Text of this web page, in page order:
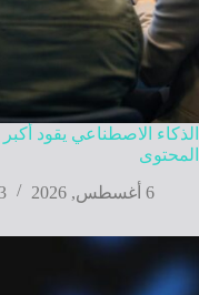
الذكاء الاصطناعي يقود
المحتوى
6 أغسطس, 2026
3 mins